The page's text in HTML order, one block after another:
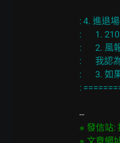
: 4. 進退
:       1.
:       2. 風
:       我認
:       3.
※ 發信站:
※ 文章網